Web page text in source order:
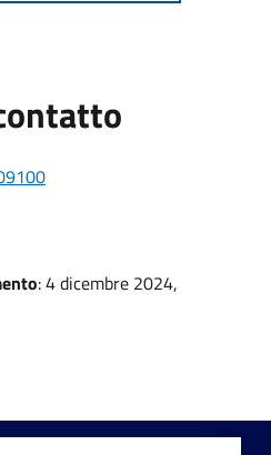
: 4 dicembre 2024,